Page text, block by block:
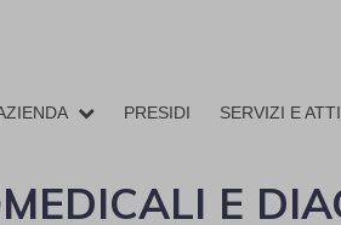
PRESIDI SERVIZI E
E